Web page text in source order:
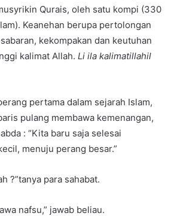
Qurais, oleh satu kompi (330
Keanehan berupa pertolongan
kekompakan dan keutuhan
kalimat Allah. Li ila kalimatillahil
pertama dalam sejarah Islam,
pulang membawa kemenangan,
: “Kita baru saja selesai
menuju perang besar.”
?”tanya para sahabat.
nafsu,” jawab beliau.